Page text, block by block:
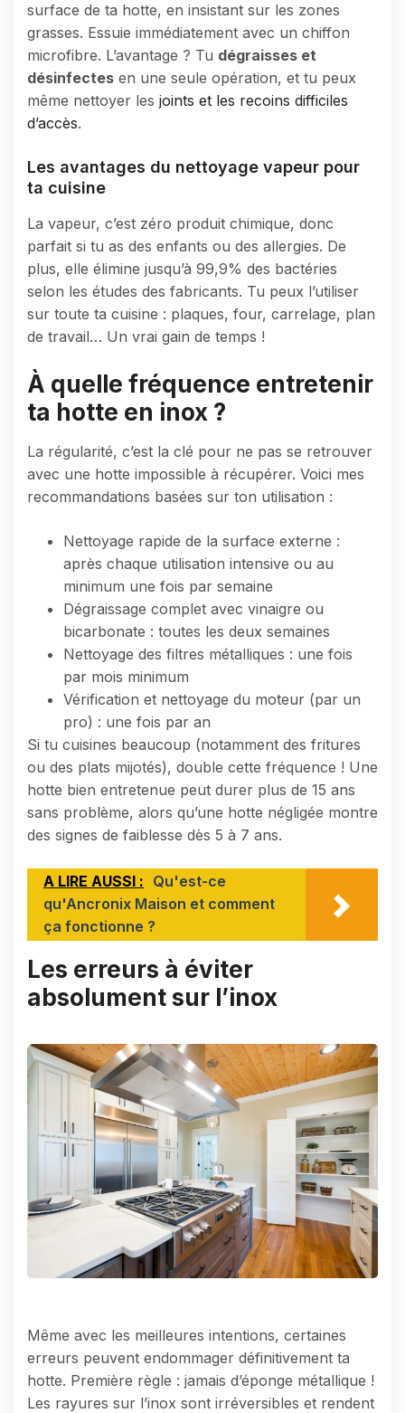
surface de ta hotte, en insistant sur les zones
grasses. Essuie immédiatement avec un chiffon
microfibre. L’avantage ? Tu dégraisses et
désinfectes en une seule opération, et tu peux
même nettoyer les joints et les recoins difficiles
d’accès.
Les avantages du nettoyage vapeur pour
ta cuisine
La vapeur, c’est zéro produit chimique, donc
parfait si tu as des enfants ou des allergies. De
plus, elle élimine jusqu’à 99,9% des bactéries
selon les études des fabricants. Tu peux l’utiliser
sur toute ta cuisine : plaques, four, carrelage, plan
de travail… Un vrai gain de temps !
À quelle fréquence entretenir
ta hotte en inox ?
La régularité, c’est la clé pour ne pas se retrouver
avec une hotte impossible à récupérer. Voici mes
recommandations basées sur ton utilisation :
Nettoyage rapide de la surface externe :
après chaque utilisation intensive ou au
minimum une fois par semaine
Dégraissage complet avec vinaigre ou
bicarbonate : toutes les deux semaines
Nettoyage des filtres métalliques : une fois
par mois minimum
Vérification et nettoyage du moteur (par un
pro) : une fois par an
Si tu cuisines beaucoup (notamment des fritures
ou des plats mijotés), double cette fréquence ! Une
hotte bien entretenue peut durer plus de 15 ans
sans problème, alors qu’une hotte négligée montre
des signes de faiblesse dès 5 à 7 ans.
A LIRE AUSSI : Qu'est-ce
qu'Ancronix Maison et comment
ça fonctionne ?
Les erreurs à éviter
absolument sur l’inox
Même avec les meilleures intentions, certaines
erreurs peuvent endommager définitivement ta
hotte. Première règle : jamais d’éponge métallique !
Les rayures sur l’inox sont irréversibles et rendent